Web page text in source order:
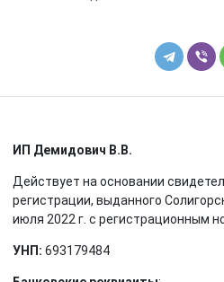
ИП Демидович В.В.
Действует на основании
регистрации, выданного
июля 2022 г. с регистрационным
УНП: 693179484